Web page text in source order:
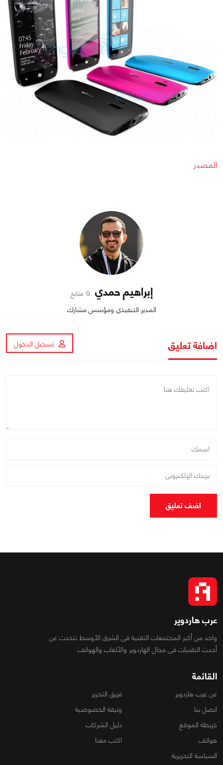
المصدر
إبراهيم حمدي 9 متابع
المدير التنفيذي ومؤسس مشارك
اضافة تعليق تسجيل الدخول
اضف تعليق
عرب هاردوير
واحد من أكبر المجتمعات التقنية فى الشرق الأوسط تتحدث عن
أحدث التقنيات فى مجال الهاردوير والألعاب والهواتف
القائمة
عن عرب هاردوير
فريق التحرير
اتصل بنا
وثيقة الخصوصية
خريطة الموقع
دليل الشركات
هواتف
اكتب معنا
السياسة التحريرية